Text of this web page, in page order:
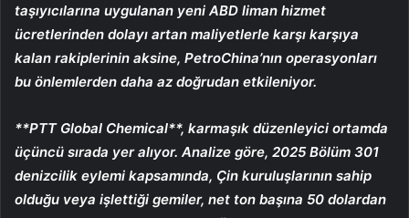
taşıyıcılarına uygulanan yeni ABD liman hizmet
ücretlerinden dolayı artan maliyetlerle karşı karşıya
kalan rakiplerinin aksine, PetroChina’nın operasyonları
bu önlemlerden daha az doğrudan etkileniyor.
**PTT Global Chemical**, karmaşık düzenleyici ortamda
üçüncü sırada yer alıyor. Analize göre, 2025 Bölüm 301
denizcilik eylemi kapsamında, Çin kuruluşlarının sahip
olduğu veya işlettiği gemiler, net ton başına 50 dolardan